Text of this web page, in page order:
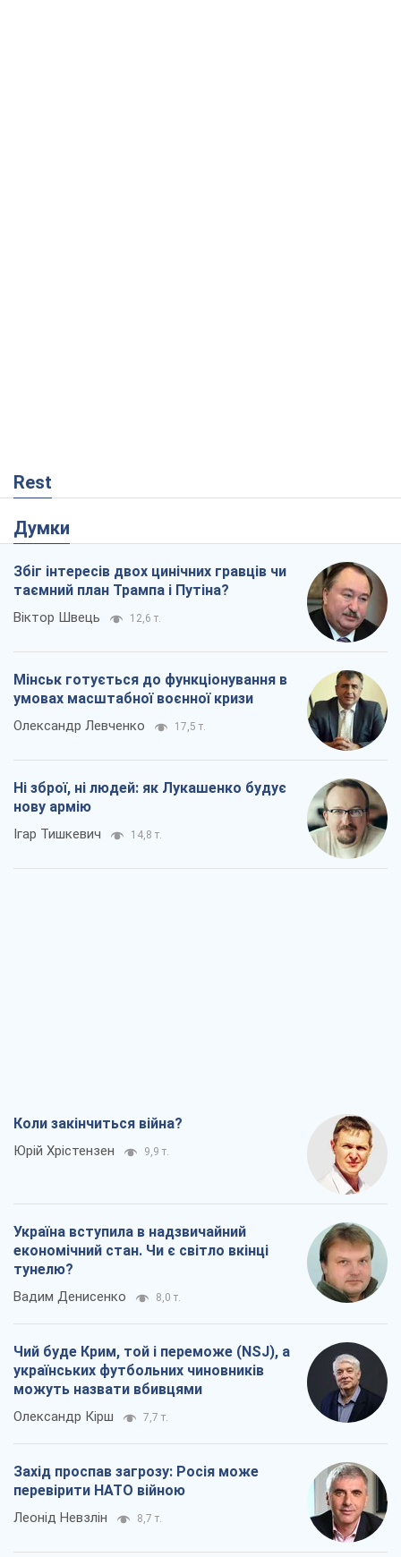
Rest
Думки
Збіг інтересів двох цинічних гравців чи
таємний план Трампа і Путіна?
Віктор Швець 12,6 т.
Мінськ готується до функціонування в
умовах масштабної воєнної кризи
Олександр Левченко 17,5 т.
Ні зброї, ні людей: як Лукашенко будує
нову армію
Ігар Тишкевич 14,8 т.
Коли закінчиться війна?
Юрій Хрістензен 9,9 т.
Україна вступила в надзвичайний
економічний стан. Чи є світло вкінці
тунелю?
Вадим Денисенко 8,0 т.
Чий буде Крим, той і переможе (NSJ), а
українських футбольних чиновників
можуть назвати вбивцями
Олександр Кірш 7,7 т.
Захід проспав загрозу: Росія може
перевірити НАТО війною
Леонід Невзлін 8,7 т.